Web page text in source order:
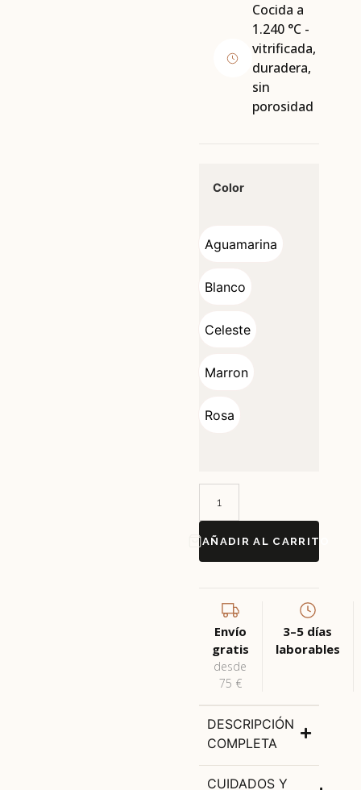
Cocida a
1.240 °C -
vitrificada,
duradera,
sin
porosidad
Color
Aguamarina
Aguamarina
Blanco
Blanco
Celeste
Celeste
Marron
Marron
Rosa
Rosa
AÑADIR AL CARRITO
Envío
gratis
desde
75 €
3–5 días
laborables
DESCRIPCIÓN
COMPLETA
CUIDADOS Y